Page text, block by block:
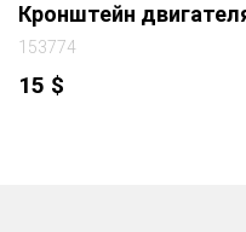
Кронштейн
153774
15 $